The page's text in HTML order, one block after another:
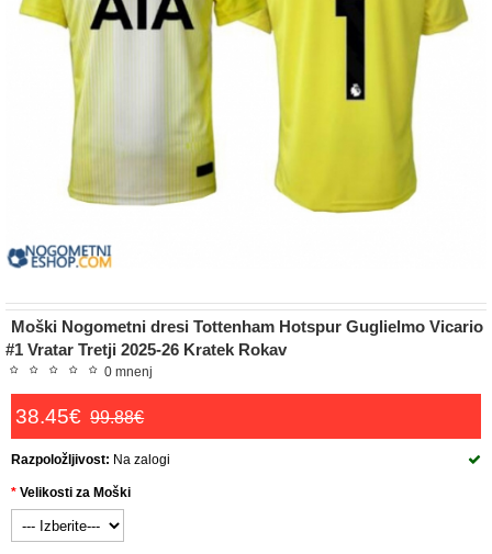
Moški Nogometni dresi Tottenham Hotspur Guglielmo Vicario
#1 Vratar Tretji 2025-26 Kratek Rokav
0 mnenj
38.45€ 99.88€
Razpoložljivost: Na zalogi
Velikosti za Moški